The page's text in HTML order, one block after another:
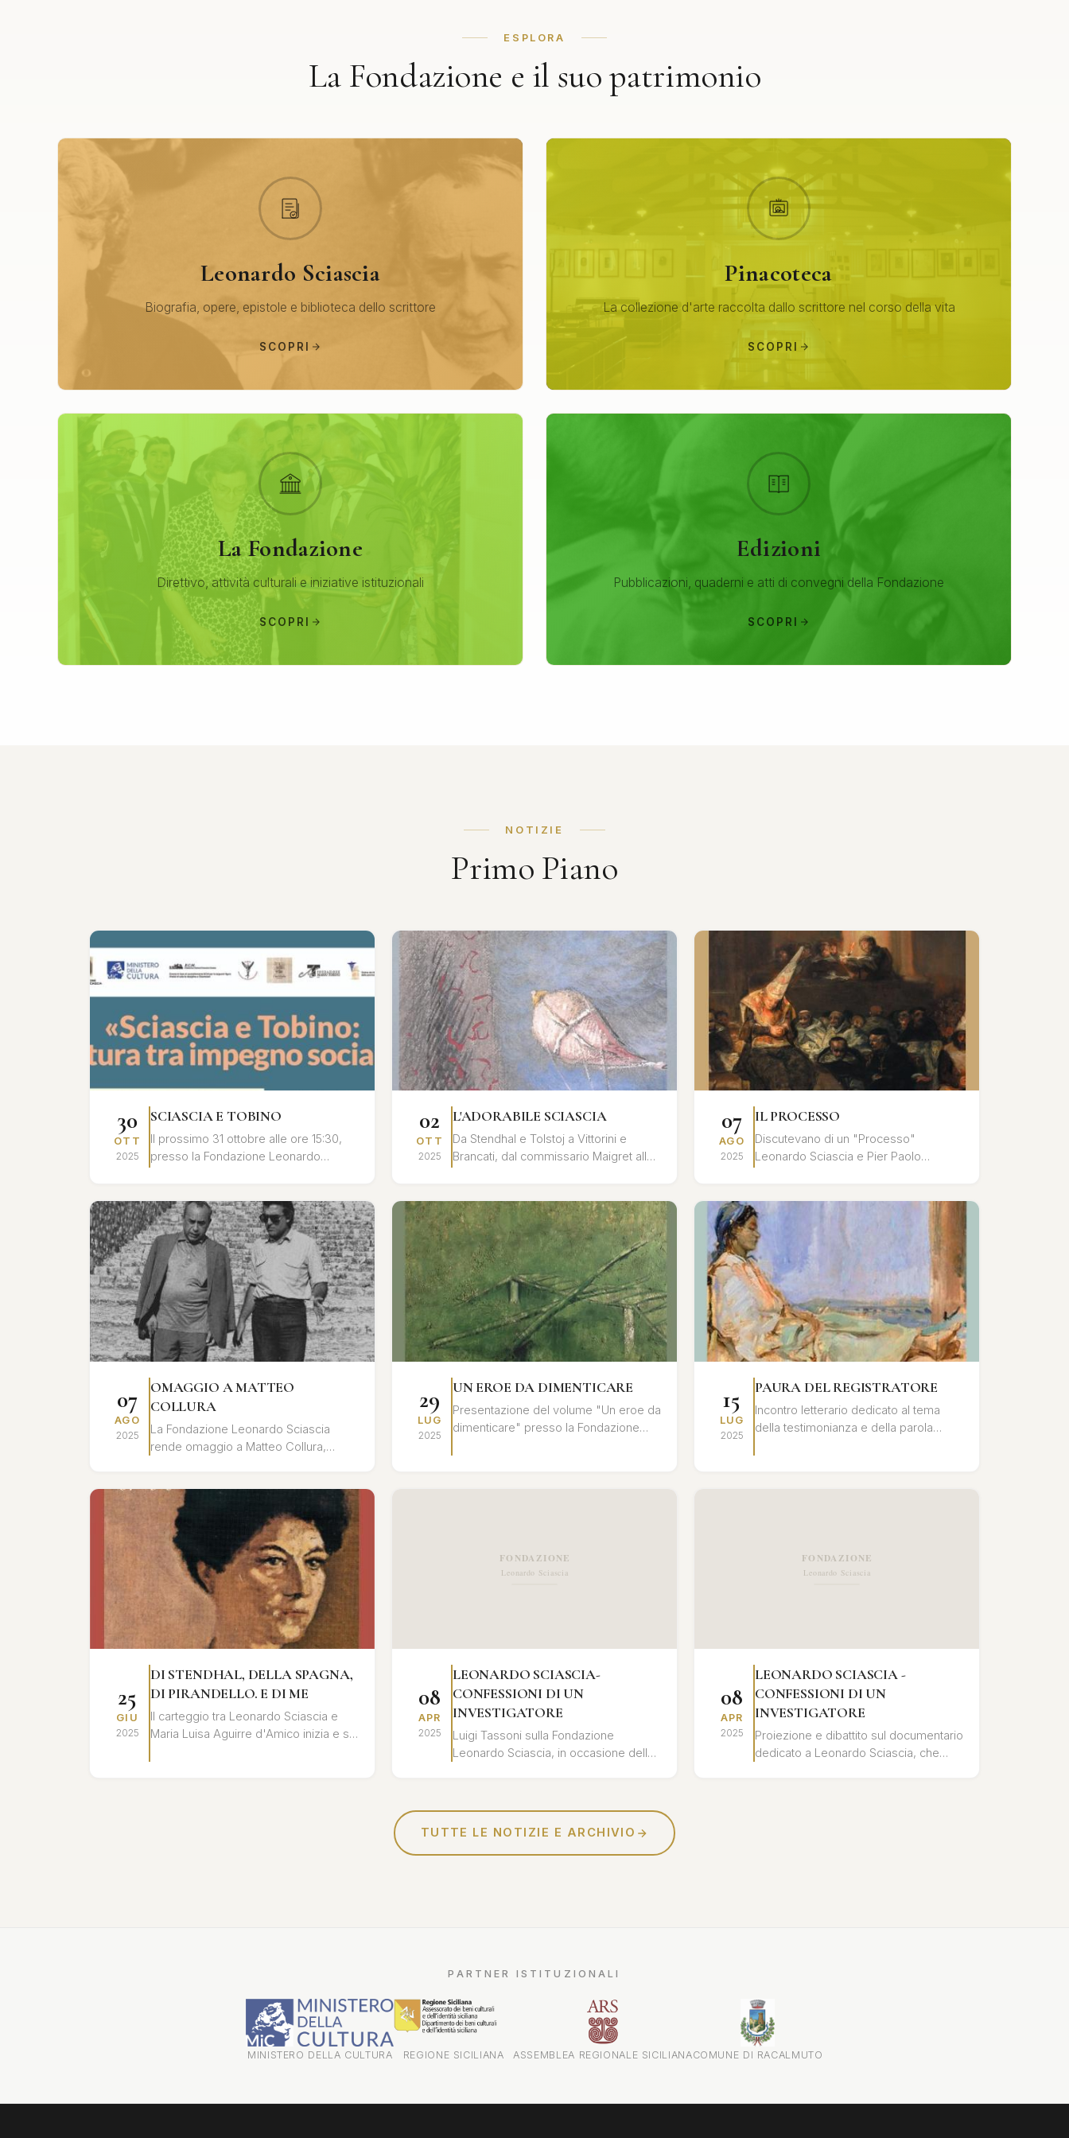
ESPLORA
La Fondazione e il suo patrimonio
Leonardo Sciascia
Biografia, opere, epistole e biblioteca dello scrittore
SCOPRI
Pinacoteca
La collezione d'arte raccolta dallo scrittore nel corso della vita
SCOPRI
La Fondazione
Direttivo, attività culturali e iniziative istituzionali
SCOPRI
Edizioni
Pubblicazioni, quaderni e atti di convegni della Fondazione
SCOPRI
NOTIZIE
Primo Piano
30
OTT
2025
SCIASCIA E TOBINO
Il prossimo 31 ottobre alle ore 15:30,
presso la Fondazione Leonardo
legame umano ...
02
OTT
2025
L'ADORABILE SCIASCIA
Da Stendhal e Tolstoj a Vittorini e
Brancati, dal commissario Maigret alla
07
AGO
2025
IL PROCESSO
Discutevano di un "Processo"
Leonardo Sciascia e Pier Paolo
processo all'inte...
07
AGO
2025
OMAGGIO A MATTEO
COLLURA
La Fondazione Leonardo Sciascia
rende omaggio a Matteo Collura,
studi e ri...
29
LUG
2025
UN EROE DA DIMENTICARE
Presentazione del volume "Un eroe da
dimenticare" presso la Fondazione
15
LUG
2025
PAURA DEL REGISTRATORE
Incontro letterario dedicato al tema
della testimonianza e della parola
25
GIU
2025
DI STENDHAL, DELLA SPAGNA,
DI PIRANDELLO. E DI ME
Il carteggio tra Leonardo Sciascia e
Maria Luisa Aguirre d'Amico inizia e si
08
APR
2025
LEONARDO SCIASCIA-
CONFESSIONI DI UN
INVESTIGATORE
Luigi Tassoni sulla Fondazione
Leonardo Sciascia, in occasione della
08
APR
2025
LEONARDO SCIASCIA -
CONFESSIONI DI UN
INVESTIGATORE
Proiezione e dibattito sul documentario
dedicato a Leonardo Sciascia, che
TUTTE LE NOTIZIE E ARCHIVIO
PARTNER ISTITUZIONALI
MINISTERO DELLA CULTURA REGIONE SICILIANA ASSEMBLEA REGIONALE SICILIANACOMUNE DI RACALMUTO